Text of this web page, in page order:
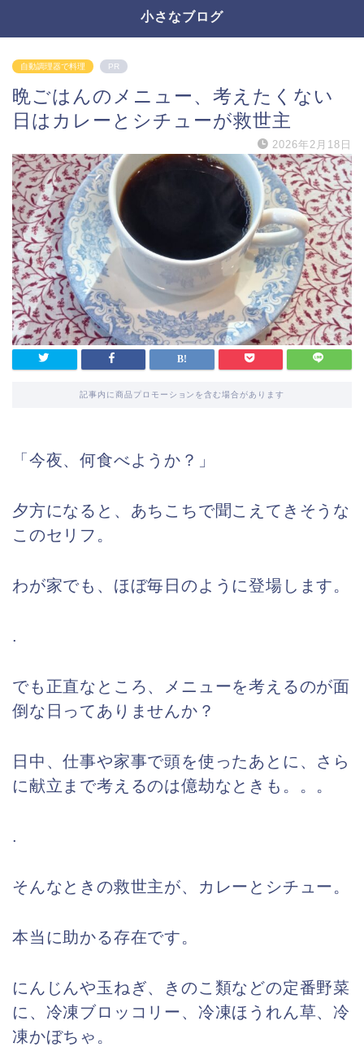
小さなブログ
自動調理器で料理 PR
晩ごはんのメニュー、考えたくない
日はカレーとシチューが救世主
2026年2月18日
記事内に商品プロモーションを含む場合があります
「今夜、何食べようか？」
夕方になると、あちこちで聞こえてきそうな
このセリフ。
わが家でも、ほぼ毎日のように登場します。
.
でも正直なところ、メニューを考えるのが面
倒な日ってありませんか？
日中、仕事や家事で頭を使ったあとに、さら
に献立まで考えるのは億劫なときも。。。
.
そんなときの救世主が、カレーとシチュー。
本当に助かる存在です。
にんじんや玉ねぎ、きのこ類などの定番野菜
に、冷凍ブロッコリー、冷凍ほうれん草、冷
凍かぼちゃ。